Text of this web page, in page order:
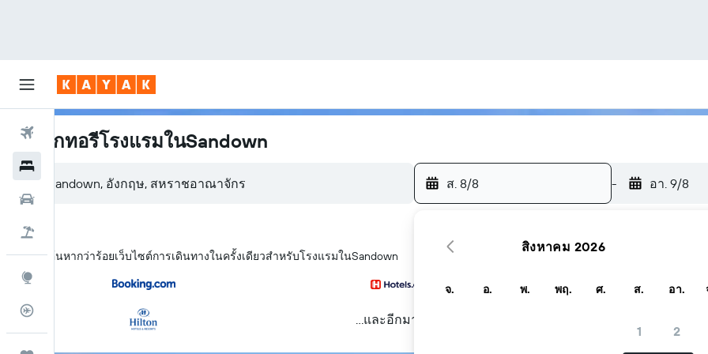
ตั๋วเครื่องบิน
ไดเรกทอรีโรงแรมในSandown
ส. 8/8 - อา. 9/8
KAYAK ค้นหากว่าร้อยเว็บไซต์การเดินทางในครั้งเดียวสำหรับโรงแรมในSandown
...และอีกมากมาย
สิงหาคม 2026
จ. อ. พ. พฤ. ศ. ส. อา.
1 2